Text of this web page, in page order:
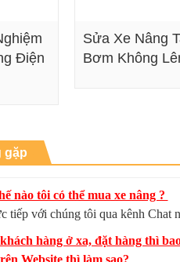
Điện
Sửa Xe Nâng
Bơm Không
gặp
nào tôi có thể mua xe nâng ?
tiếp với chúng tôi qua kênh Chat
hàng ở xa, đặt hàng thì